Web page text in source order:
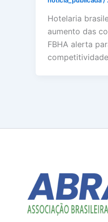
Hotelaria
aumento das
FBHA alerta